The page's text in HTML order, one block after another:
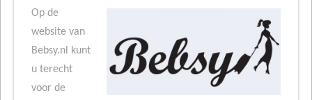
Op de
website van
Bebsy.nl kunt
u terecht
voor de